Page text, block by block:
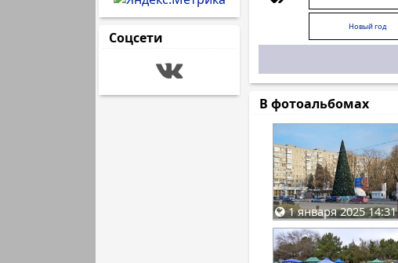
Соцсети
Новый год
В фотоальбомах
1 января 2025 14:31